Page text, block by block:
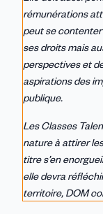
rémunérations
peut se
ses droits mais
perspectives et
aspirations des
publique.
Les Classes
nature à attirer
titre s’en
elle devra
territoire, DOM